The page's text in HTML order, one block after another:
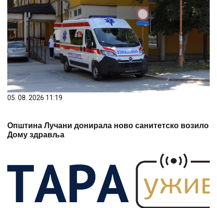
05. 08. 2026 11:19
Општина Лучани донирала ново санитетско возило
Дому здравља